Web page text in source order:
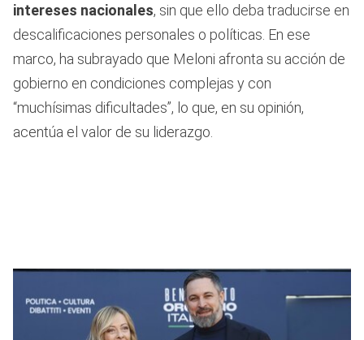
intereses nacionales, sin que ello deba traducirse en
descalificaciones personales o políticas. En ese
marco, ha subrayado que Meloni afronta su acción de
gobierno en condiciones complejas y con
“muchísimas dificultades”, lo que, en su opinión,
acentúa el valor de su liderazgo.